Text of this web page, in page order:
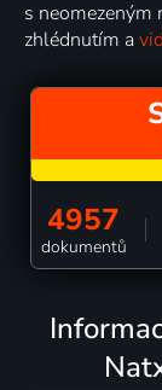
s
zhlédnutím a
4957
dokumentů